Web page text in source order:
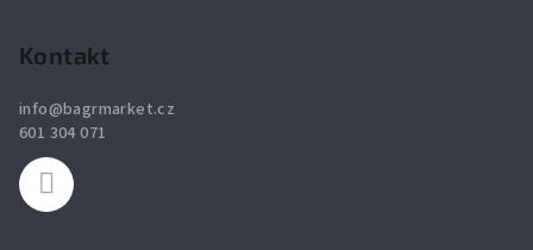
Kontakt
info@bagrmarket.cz
601 304 071